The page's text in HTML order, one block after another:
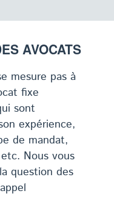
AVOCATS
mesure pas à
fixe
sont
expérience,
de mandat,
Nous vous
question des